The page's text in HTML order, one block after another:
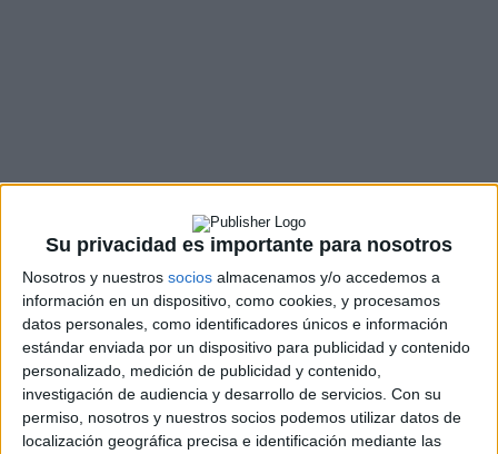
Su privacidad es importante para nosotros
Nosotros y nuestros socios almacenamos y/o accedemos a
información en un dispositivo, como cookies, y procesamos
datos personales, como identificadores únicos e información
estándar enviada por un dispositivo para publicidad y contenido
personalizado, medición de publicidad y contenido,
investigación de audiencia y desarrollo de servicios. Con su
permiso, nosotros y nuestros socios podemos utilizar datos de
localización geográfica precisa e identificación mediante las